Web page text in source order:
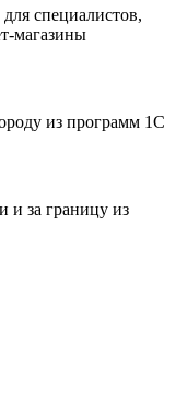
специалистов,
магазины
из программ 1С
и за границу из